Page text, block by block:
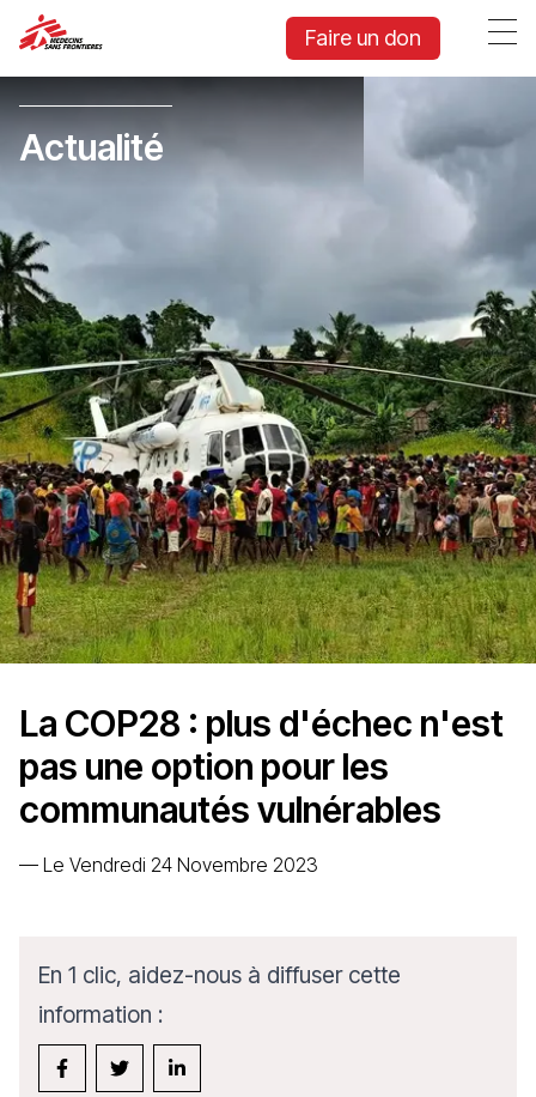
Faire un don
Actualité
La COP28 : plus d'échec n'est
pas une option pour les
communautés vulnérables
— Le Vendredi 24 Novembre 2023
En 1 clic, aidez-nous à diffuser cette
information :